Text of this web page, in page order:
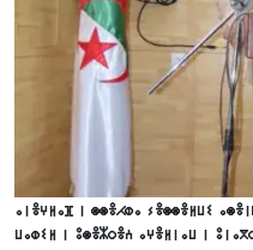
ⴰⵏⴻⵖⵍⴰⴼ ⵏ ⵙⵙⴻⵃⵀⴰ ⵢⴻⵙⵙⴻⵍⵡⵉ
ⵡⴰⵀⵉⵍ ⵏ ⵓⵙⴻⵣⵔⴻⵄ ⴰⵖⴻⵍⵏⴰⵡ ⵏ